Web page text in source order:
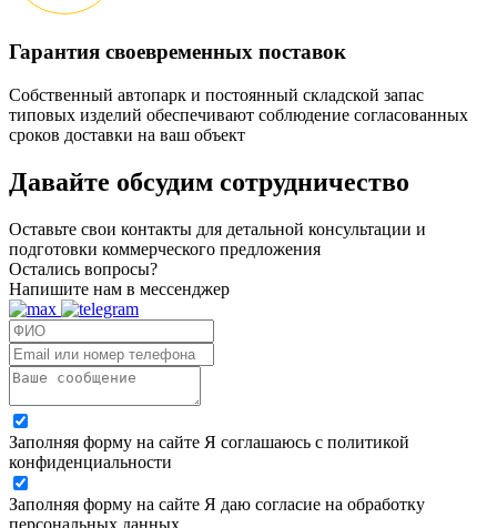
Гарантия своевременных поставок
Собственный автопарк и постоянный складской запас
типовых изделий обеспечивают соблюдение согласованных
сроков доставки на ваш объект
Давайте обсудим сотрудничество
Оставьте свои контакты для детальной консультации и
подготовки коммерческого предложения
Остались вопросы?
Напишите нам в мессенджер
Заполняя форму на сайте Я соглашаюсь с политикой
конфиденциальности
Заполняя форму на сайте Я даю согласие на обработку
персональных данных.